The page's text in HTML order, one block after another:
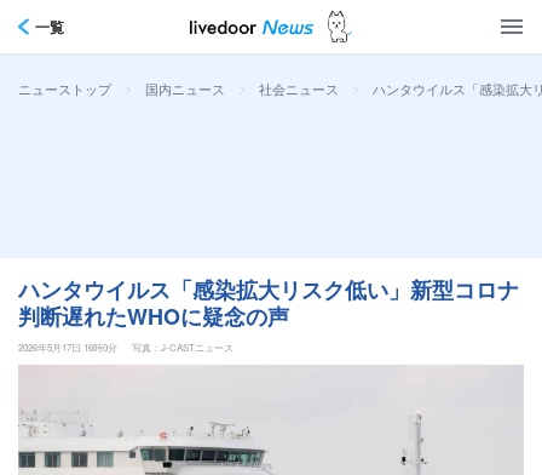
一覧
ニューストップ > 国内ニュース > 社会ニュース > ハンタウイルス「感染拡大
ハンタウイルス「感染拡大リスク低い」新型コロナ
判断遅れたWHOに疑念の声
2026年5月17日 16時0分 写真：J-CASTニュース